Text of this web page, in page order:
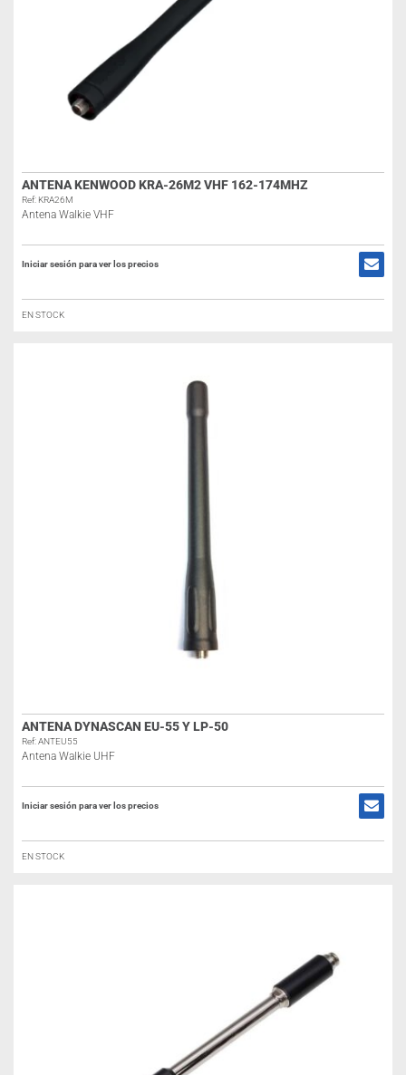
ANTENA KENWOOD KRA-26M2 VHF 162-174MHZ
Ref: KRA26M
Antena Walkie VHF
Iniciar sesión para ver los precios
EN STOCK
ANTENA DYNASCAN EU-55 Y LP-50
Ref: ANTEU55
Antena Walkie UHF
Iniciar sesión para ver los precios
EN STOCK